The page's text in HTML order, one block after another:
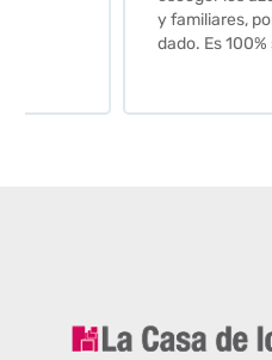
y familiares, por su calidad
dado. Es 100% seguro y